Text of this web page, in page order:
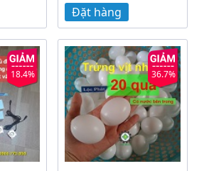
Đặt hàng
18.4% 36.7%